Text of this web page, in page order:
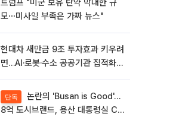
트럼프 "미군 보유 탄약 막대한 규
모⋯미사일 부족은 가짜 뉴스"
현대차 새만금 9조 투자효과 키우려
면…AI·로봇·수소 공공기관 집적화
단독
8억 도시브랜드, 용산 대통령실 CI